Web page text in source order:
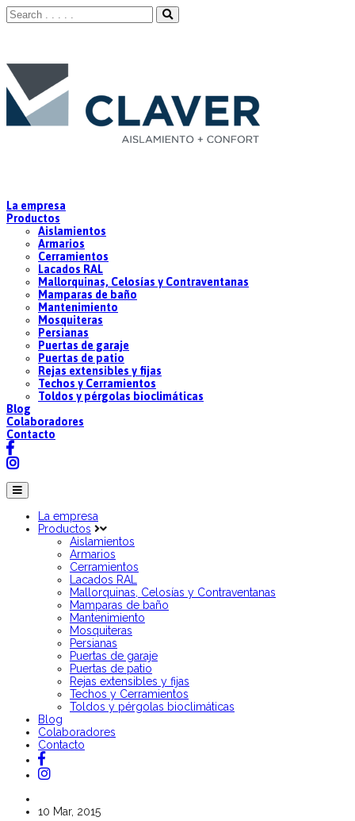
La empresa
Productos
Aislamientos
Armarios
Cerramientos
Lacados RAL
Mallorquinas, Celosías y Contraventanas
Mamparas de baño
Mantenimiento
Mosquiteras
Persianas
Puertas de garaje
Puertas de patio
Rejas extensibles y fijas
Techos y Cerramientos
Toldos y pérgolas bioclimáticas
Blog
Colaboradores
Contacto
La empresa
Productos
Aislamientos
Armarios
Cerramientos
Lacados RAL
Mallorquinas, Celosías y Contraventanas
Mamparas de baño
Mantenimiento
Mosquiteras
Persianas
Puertas de garaje
Puertas de patio
Rejas extensibles y fijas
Techos y Cerramientos
Toldos y pérgolas bioclimáticas
Blog
Colaboradores
Contacto
10 Mar, 2015